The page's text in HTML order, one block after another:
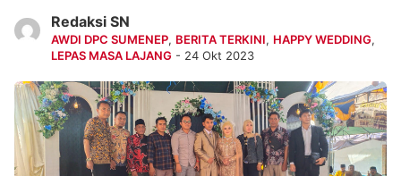
Redaksi SN
AWDI DPC SUMENEP, BERITA TERKINI, HAPPY WEDDING,
LEPAS MASA LAJANG - 24 Okt 2023